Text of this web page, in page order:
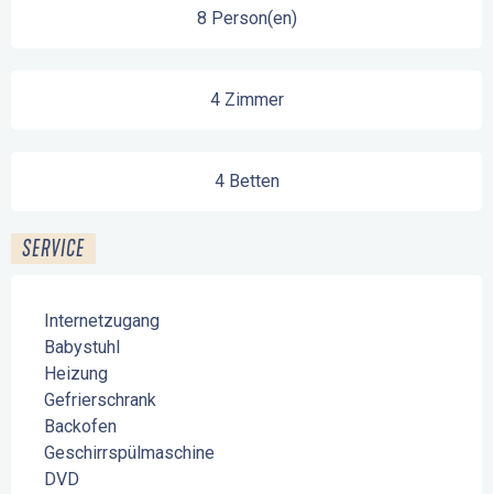
8 Person(en)
4 Zimmer
4 Betten
SERVICE
Internetzugang
Babystuhl
Heizung
Gefrierschrank
Backofen
Geschirrspülmaschine
DVD